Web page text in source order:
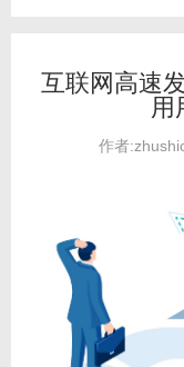
互联网高速
用
作者